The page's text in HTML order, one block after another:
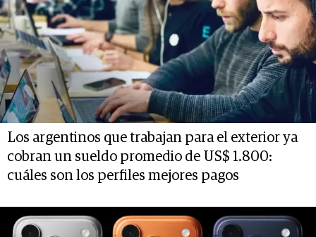
Los argentinos que trabajan para el exterior ya
cobran un sueldo promedio de US$ 1.800:
cuáles son los perfiles mejores pagos